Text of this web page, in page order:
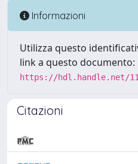
Informazioni
Utilizza questo
link a questo documento:
https://hdl.handle.net/
Citazioni